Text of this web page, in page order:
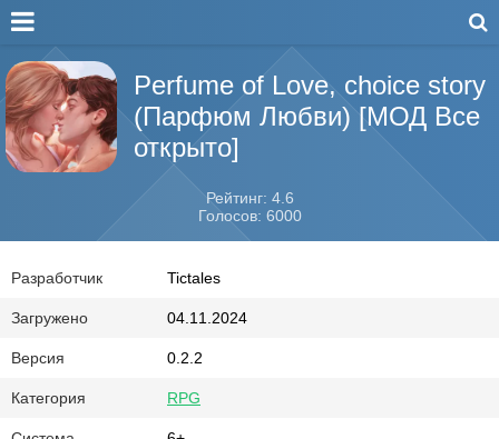
Perfume of Love, choice story
(Парфюм Любви) [МОД Все
открыто]
Рейтинг: 4.6
Голосов: 6000
Разработчик Tictales
Загружено 04.11.2024
Версия 0.2.2
Категория RPG